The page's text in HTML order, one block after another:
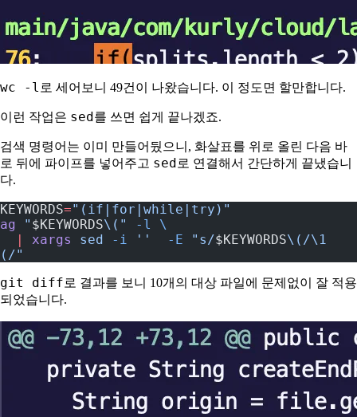
wc -l 로 세어보니 49건이 나왔습니다. 이 정도면 할만합니다.
이런 작업은 sed 를 쓰면 쉽게 끝나겠죠.
검색 명령어는 이미 만들어뒀으니, 화살표를 위로 올린 다음 바
로 뒤에 파이프를 넣어주고 sed 로 연결해서 간단하게 끝냈습니
다.
KEYWORDS="(if|for|while|try)"
ag " $KEYWORDS\(" -l
\
xargs sed -i ''
  -E
"s/$KEYWORDS\(/\1
(/"
git diff로 결과를 보니 10개의 대상 파일에 문제없이 잘 적용
되었습니다.